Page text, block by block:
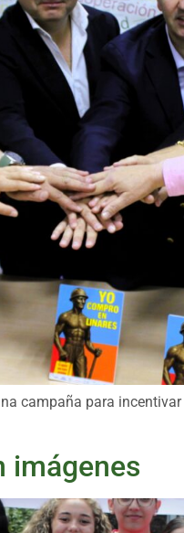
campaña para
imágenes